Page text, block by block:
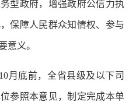
型政府，增强政府公信力执
保障人民群众知情权、参与
意义。
底前，全省县级及以下司
参照本意见，制定完成本单